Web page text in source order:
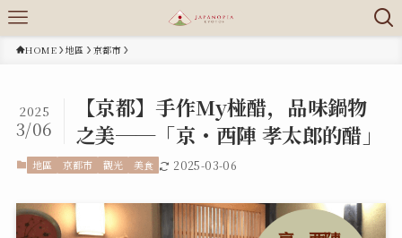
HOME 地區 京都市
【京都】手作My椪醋，品味鍋物
之美──「京・西陣 孝太郎的醋」
2025
3/06
地區 京都市 觀光 美食 2025-03-06